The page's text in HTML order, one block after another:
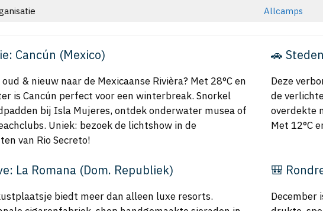
Allcamps
Cancún (Mexico)
& nieuw naar de Mexicaanse Rivièra? Met 28°C en
is Cancún perfect voor een winterbreak. Snorkel
bij Isla Mujeres, ontdek onderwater musea of
Uniek: bezoek de lichtshow in de
van Rio Secreto!
🚗
Deze
de
overdekte
Met 12°C
La Romana (Dom. Republiek)
biedt meer dan alleen luxe resorts.
🎒
December